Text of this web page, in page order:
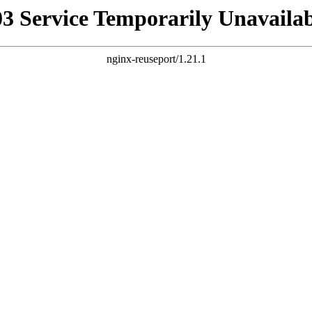
Service Temporarily
nginx-reuseport/1.21.1